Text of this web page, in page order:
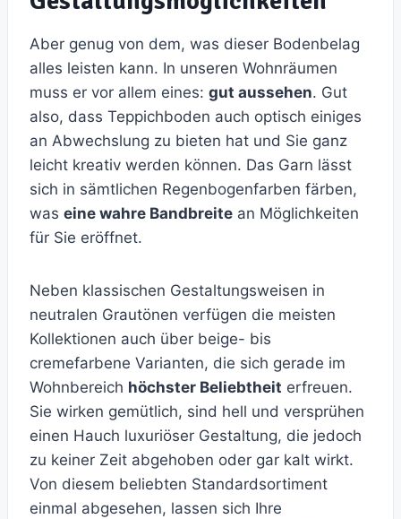
Aber genug von dem, was dieser Bodenbelag
alles leisten kann. In unseren Wohnräumen
muss er vor allem eines: gut aussehen. Gut
also, dass Teppichboden auch optisch einiges
an Abwechslung zu bieten hat und Sie ganz
leicht kreativ werden können. Das Garn lässt
sich in sämtlichen Regenbogenfarben färben,
was eine wahre Bandbreite an Möglichkeiten
für Sie eröffnet.
Neben klassischen Gestaltungsweisen in
neutralen Grautönen verfügen die meisten
Kollektionen auch über beige- bis
cremefarbene Varianten, die sich gerade im
Wohnbereich höchster Beliebtheit erfreuen.
Sie wirken gemütlich, sind hell und versprühen
einen Hauch luxuriöser Gestaltung, die jedoch
zu keiner Zeit abgehoben oder gar kalt wirkt.
Von diesem beliebten Standardsortiment
einmal abgesehen, lassen sich Ihre